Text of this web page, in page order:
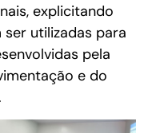
explicitando
utilizadas para
pela
e do